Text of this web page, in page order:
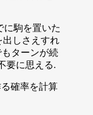
に駒を置いた
出しさえすれ
ターンが続
要に思える.
確率を計算